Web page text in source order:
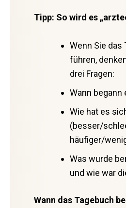
Tipp: So wird es
Wenn Sie das
führen,
drei Fragen:
Wann begann
Wie hat es
(besser/
häufiger/
Was wurde
und wie war
Wann das Tagebuch